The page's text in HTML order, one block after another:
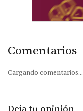
Comentarios
Cargando comentarios...